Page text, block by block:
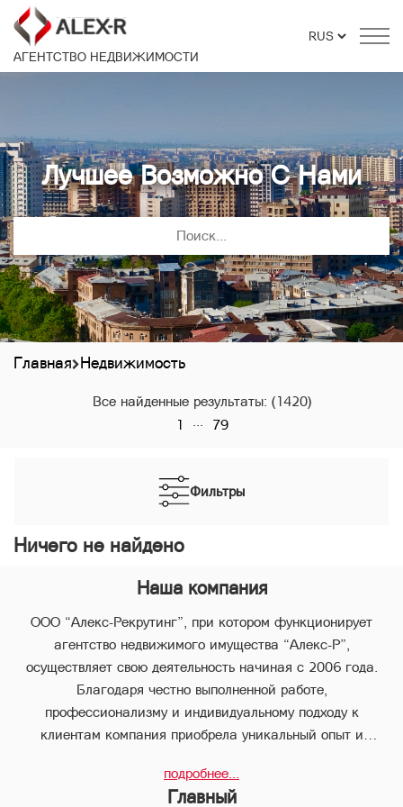
АГЕНТСТВО НЕДВИЖИМОСТИ
Лучшее Возможно С Нами
Главная Недвижимость
Все найденные результаты: (1420)
1
... 79
Фильтры
Ничего не найдено
Наша компания
ООО “Алекс-Рекрутинг”, при котором функционирует
агентство недвижимого имущества “Алекс-Р”,
осуществляет свою деятельность начиная с 2006 года.
Благодаря честно выполненной работе,
профессионализму и индивидуальному подходу к
клиентам компания приобрела уникальный опыт и
В компании “Алекс-Р” предоставляется целый пакет
услуг, что позволяет клиенту с наименьшими потерями во
подробнее...
Главный